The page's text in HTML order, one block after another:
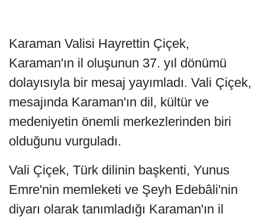
Karaman Valisi Hayrettin Çiçek,
Karaman'ın il oluşunun 37. yıl dönümü
dolayısıyla bir mesaj yayımladı. Vali Çiçek,
mesajında Karaman'ın dil, kültür ve
medeniyetin önemli merkezlerinden biri
olduğunu vurguladı.
Vali Çiçek, Türk dilinin başkenti, Yunus
Emre'nin memleketi ve Şeyh Edebâli'nin
diyarı olarak tanımladığı Karaman'ın il